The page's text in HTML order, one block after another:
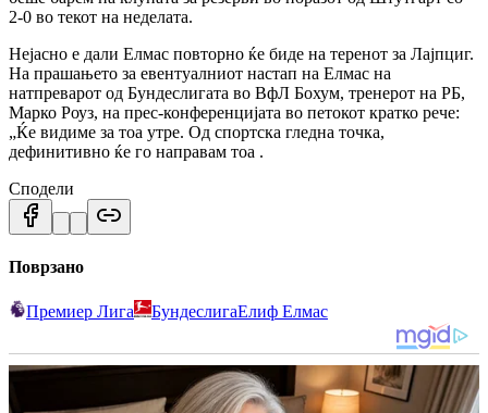
2-0 во текот на неделата.
Нејасно е дали Елмас повторно ќе биде на теренот за Лајпциг.
На прашањето за евентуалниот настап на Елмас на
натпреварот од Бундеслигата во ВфЛ Бохум, тренерот на РБ,
Марко Роуз, на прес-конференцијата во петокот кратко рече:
„Ќе видиме за тоа утре. Од спортска гледна точка,
дефинитивно ќе го направам тоа .
Сподели
Поврзано
Премиер Лига БундеслигаЕлиф Елмас